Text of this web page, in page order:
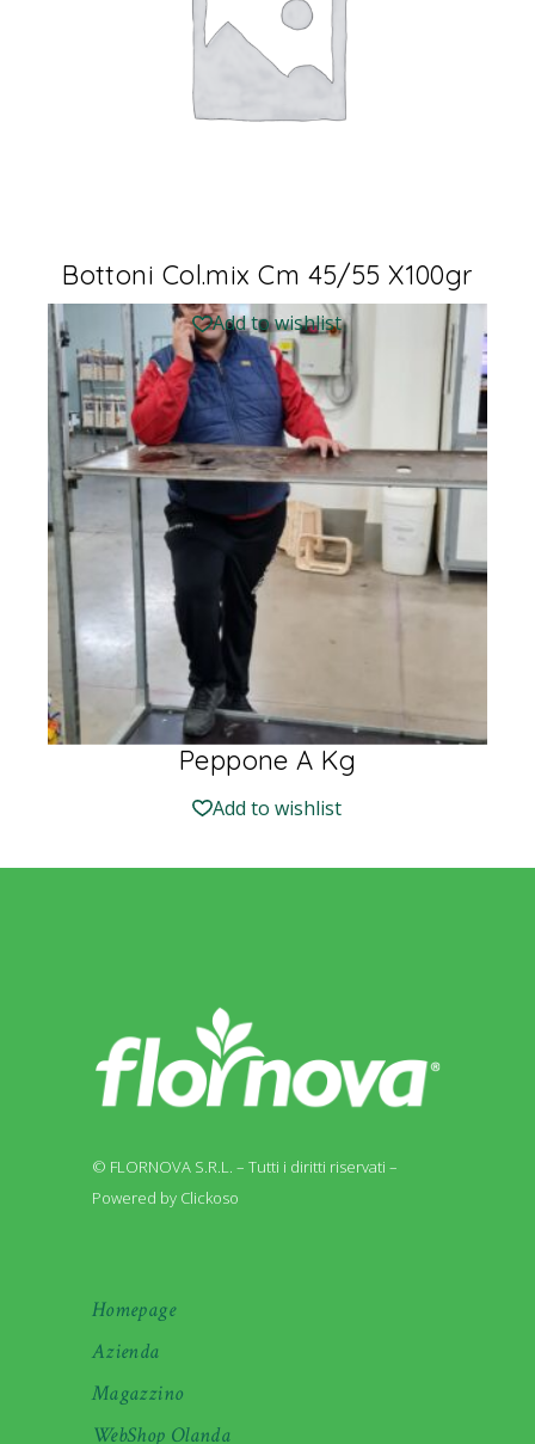
Bottoni Col.mix Cm 45/55 X100gr
Add to wishlist
Peppone A Kg
Add to wishlist
© FLORNOVA S.R.L. – Tutti i diritti riservati –
Powered by Clickoso
Homepage
Azienda
Magazzino
WebShop Olanda